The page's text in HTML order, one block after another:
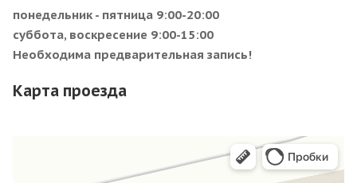
понедельник - пятница 9:00-20:00
суббота, воскресение 9:00-15:00
Необходима предварительная запись!
Карта проезда